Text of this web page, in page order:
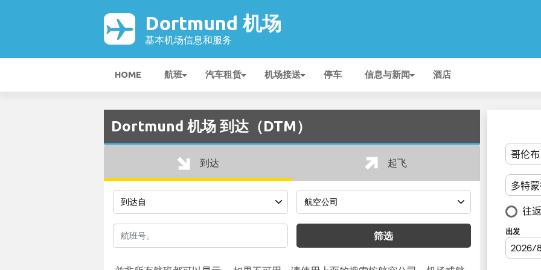
Dortmund 机场
基本机场信息和服务
HOME 航班 汽车租赁 机场接送 停车 信息与新闻 酒店
Dortmund 机场 到达（DTM）
到达 起飞
筛选